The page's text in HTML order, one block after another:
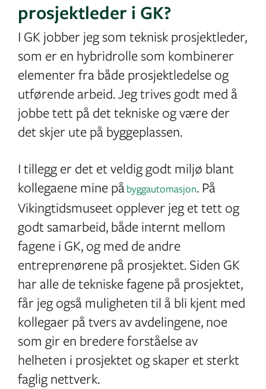
prosjektleder i GK?
I GK jobber jeg som teknisk prosjektleder,
som er en hybridrolle som kombinerer
elementer fra både prosjektledelse og
utførende arbeid. Jeg trives godt med å
jobbe tett på det tekniske og være der
det skjer ute på byggeplassen.
I tillegg er det et veldig godt miljø blant
kollegaene mine på byggautomasjon. På
Vikingtidsmuseet opplever jeg et tett og
godt samarbeid, både internt mellom
fagene i GK, og med de andre
entreprenørene på prosjektet. Siden GK
har alle de tekniske fagene på prosjektet,
får jeg også muligheten til å bli kjent med
kollegaer på tvers av avdelingene, noe
som gir en bredere forståelse av
helheten i prosjektet og skaper et sterkt
faglig nettverk.